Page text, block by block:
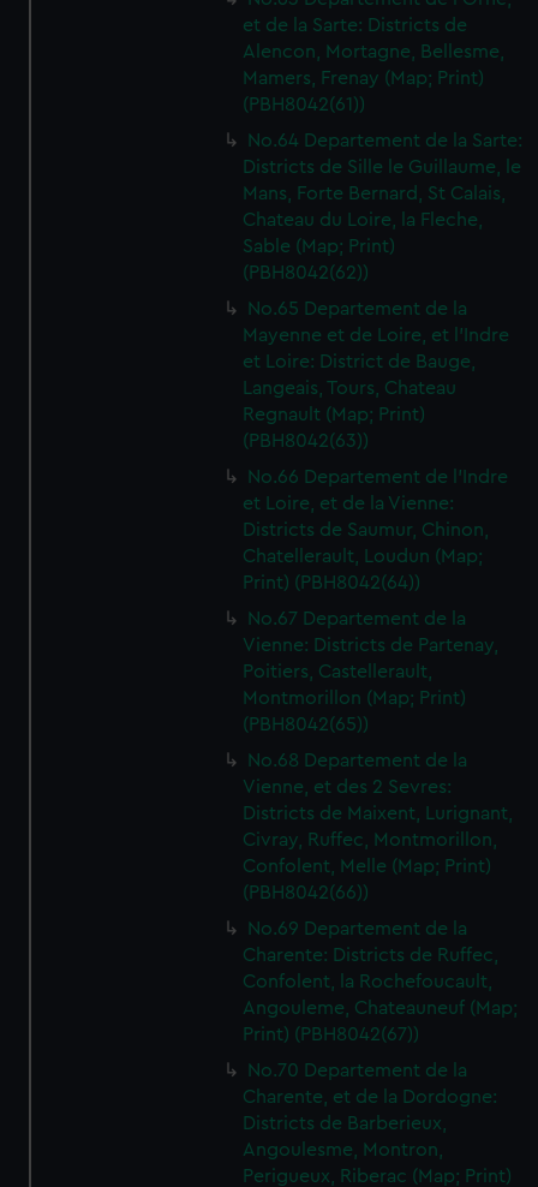
We’d like to use additional cookies to remember your
preferences, understand how our website is used, and to
help us improve it. We may also use cookies to tailor our
marketing to your interests and deliver embedded content
cookies, change your preferences or opt-out at any time.
et de la Sarte: Districts de
Alencon, Mortagne, Bellesme,
Mamers, Frenay (Map; Print)
(PBH8042(61))
No.64 Departement de la Sarte:
Districts de Sille le Guillaume, le
Mans, Forte Bernard, St Calais,
Chateau du Loire, la Fleche,
Sable (Map; Print)
(PBH8042(62))
No.65 Departement de la
Mayenne et de Loire, et l'Indre
et Loire: District de Bauge,
Langeais, Tours, Chateau
Regnault (Map; Print)
(PBH8042(63))
No.66 Departement de l'Indre
et Loire, et de la Vienne:
Districts de Saumur, Chinon,
Chatellerault, Loudun (Map;
Print) (PBH8042(64))
No.67 Departement de la
Vienne: Districts de Partenay,
Poitiers, Castellerault,
Montmorillon (Map; Print)
(PBH8042(65))
No.68 Departement de la
Vienne, et des 2 Sevres:
Districts de Maixent, Lurignant,
Civray, Ruffec, Montmorillon,
Confolent, Melle (Map; Print)
(PBH8042(66))
No.69 Departement de la
Charente: Districts de Ruffec,
Confolent, la Rochefoucault,
Angouleme, Chateauneuf (Map;
Print) (PBH8042(67))
No.70 Departement de la
Charente, et de la Dordogne:
Districts de Barberieux,
Angoulesme, Montron,
Perigueux, Riberac (Map; Print)